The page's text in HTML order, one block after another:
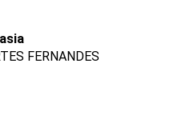
FERNANDES